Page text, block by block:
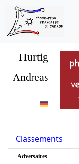
Hurtig
Andreas
Classements
Adversaires